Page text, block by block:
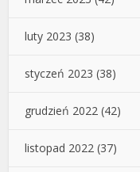
luty 2023 (38)
styczeń 2023 (38)
grudzień 2022 (42)
listopad 2022 (37)